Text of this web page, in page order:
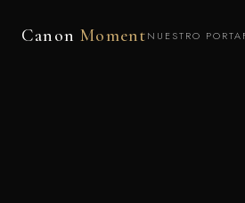
CanonMomentNUESTRO